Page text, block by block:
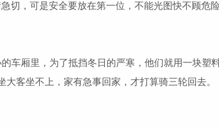
切，可是安全要放在第一位，不能光图快不顾危
厢里，为了抵挡冬日的严寒，他们就用一块塑
客坐不上，家有急事回家，才打算骑三轮回去。